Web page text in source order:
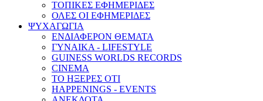
ΤΟΠΙΚΕΣ ΕΦΗΜΕΡΙΔΕΣ
ΟΛΕΣ ΟΙ ΕΦΗΜΕΡΙΔΕΣ
ΨΥΧΑΓΩΓΙΑ
ΕΝΔΙΑΦΕΡΟΝ ΘΕΜΑΤΑ
ΓΥΝΑΙΚΑ - LIFESTYLE
GUINESS WORLDS RECORDS
CINEMA
ΤΟ ΗΞΕΡΕΣ ΟΤΙ
HAPPENINGS - EVENTS